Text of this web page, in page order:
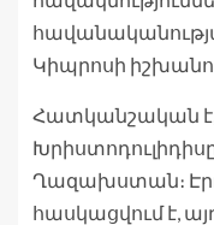
Կիպրոսի
Հատկանշական
Ղազախստան։
հասկացվում է,